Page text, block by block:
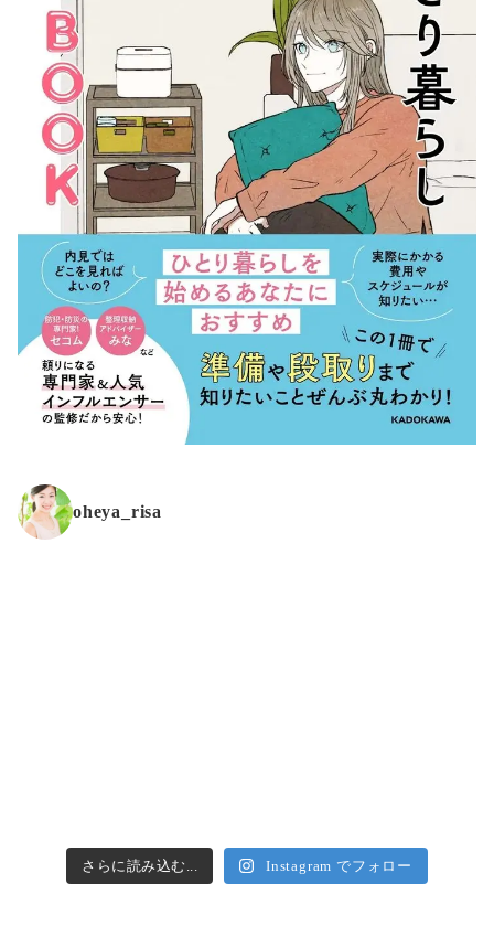
oheya_risa
さらに読み込む... Instagram でフォロー